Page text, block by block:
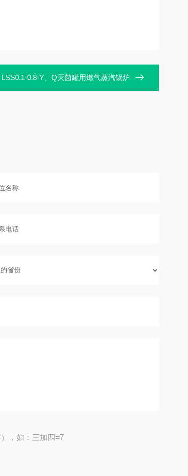
LSS0.1-0.8-Y、Q灭菌罐用燃气蒸汽锅炉
，如：三加四=7